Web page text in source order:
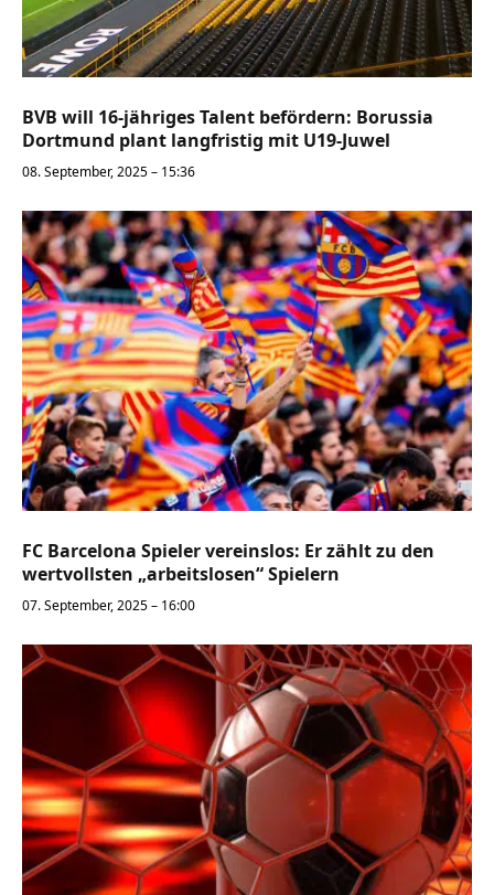
BVB will 16-jähriges Talent befördern: Borussia
Dortmund plant langfristig mit U19-Juwel
08. September, 2025 – 15:36
FC Barcelona Spieler vereinslos: Er zählt zu den
wertvollsten „arbeitslosen“ Spielern
07. September, 2025 – 16:00